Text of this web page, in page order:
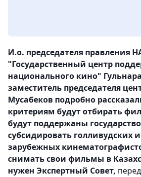
И.о. председателя правления
"Государственный центр
национального кино"
заместитель председателя
Мусабеков подробно
критериям будут отбирать
будут поддержаны
субсидировать голливудских
зарубежных
снимать свои фильмы в
нужен Экспертный Совет,